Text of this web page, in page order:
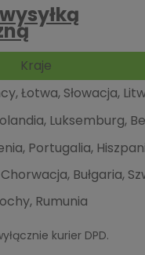
Kraje
Łotwa, Słowacja,
Luksemburg,
Portugalia,
Bułgaria,
Rumunia
kurier DPD.